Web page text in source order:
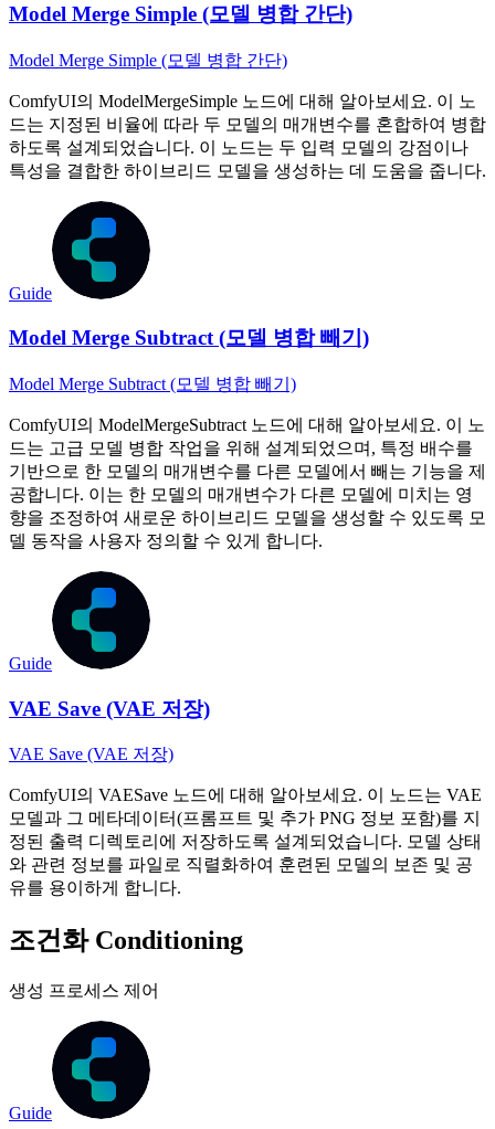
Model Merge Simple (모델 병합 간단)
Model Merge Simple (모델 병합 간단)
ComfyUI의 ModelMergeSimple 노드에 대해 알아보세요. 이 노
드는 지정된 비율에 따라 두 모델의 매개변수를 혼합하여 병합
하도록 설계되었습니다. 이 노드는 두 입력 모델의 강점이나
특성을 결합한 하이브리드 모델을 생성하는 데 도움을 줍니다.
Guide
Model Merge Subtract (모델 병합 빼기)
Model Merge Subtract (모델 병합 빼기)
ComfyUI의 ModelMergeSubtract 노드에 대해 알아보세요. 이 노
드는 고급 모델 병합 작업을 위해 설계되었으며, 특정 배수를
기반으로 한 모델의 매개변수를 다른 모델에서 빼는 기능을 제
공합니다. 이는 한 모델의 매개변수가 다른 모델에 미치는 영
향을 조정하여 새로운 하이브리드 모델을 생성할 수 있도록 모
델 동작을 사용자 정의할 수 있게 합니다.
Guide
VAE Save (VAE 저장)
VAE Save (VAE 저장)
ComfyUI의 VAESave 노드에 대해 알아보세요. 이 노드는 VAE
모델과 그 메타데이터(프롬프트 및 추가 PNG 정보 포함)를 지
정된 출력 디렉토리에 저장하도록 설계되었습니다. 모델 상태
와 관련 정보를 파일로 직렬화하여 훈련된 모델의 보존 및 공
유를 용이하게 합니다.
조건화 Conditioning
생성 프로세스 제어
Guide